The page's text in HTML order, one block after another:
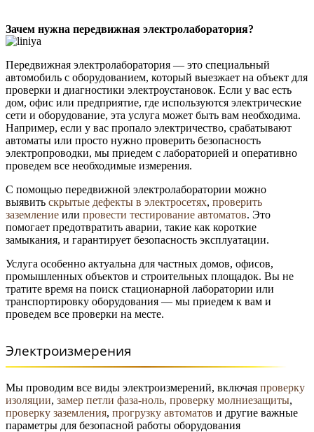
Зачем нужна передвижная электролаборатория?
Передвижная электролаборатория — это специальный
автомобиль с оборудованием, который выезжает на объект для
проверки и диагностики электроустановок. Если у вас есть
дом, офис или предприятие, где используются электрические
сети и оборудование, эта услуга может быть вам необходима.
Например, если у вас пропало электричество, срабатывают
автоматы или просто нужно проверить безопасность
электропроводки, мы приедем с лабораторией и оперативно
проведем все необходимые измерения.
С помощью передвижной электролаборатории можно
выявить скрытые дефекты в электросетях, проверить
заземление или провести тестирование автоматов. Это
помогает предотвратить аварии, такие как короткие
замыкания, и гарантирует безопасность эксплуатации.
Услуга особенно актуальна для частных домов, офисов,
промышленных объектов и строительных площадок. Вы не
тратите время на поиск стационарной лаборатории или
транспортировку оборудования — мы приедем к вам и
проведем все проверки на месте.
Электроизмерения
Мы проводим все виды электроизмерений, включая проверку
изоляции, замер петли фаза-ноль, проверку молниезащиты,
проверку заземления, прогрузку автоматов и другие важные
параметры для безопасной работы оборудования